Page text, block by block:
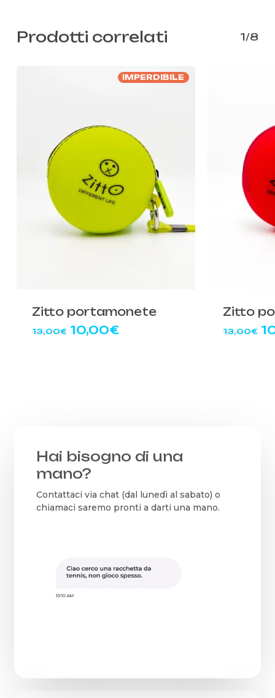
Prodotti correlati 1/8
IMPERDIBILE
Zitto portamonete
13,00€ Il
10,00€Il
Zitto
13,00€ Il
Hai bisogno di una
mano?
Contattaci via chat (dal lunedì al sabato) o
chiamaci saremo pronti a darti una mano.